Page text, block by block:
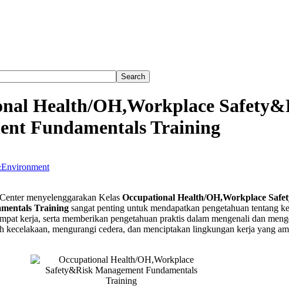
Health/OH,Workplace
Fundamentals Training
Health/OH,Workplace
menyelenggarakan Kelas Occupational Health/OH,Workplace
Training sangat penting untuk mendapatkan pengetahuan tentang
kerja, serta memberikan pengetahuan praktis dalam mengenali dan
kecelakaan, mengurangi cedera, dan menciptakan lingkungan kerja yang